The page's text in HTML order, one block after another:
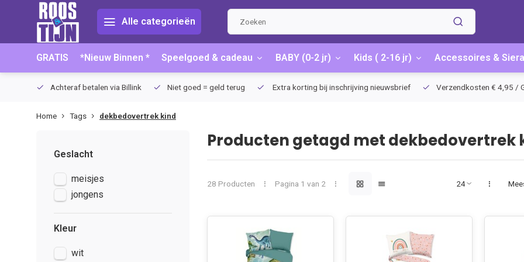
Alle categorieën
GRATIS *Nieuw Binnen * Speelgoed & cadeau BABY (0-2 jr) Kids ( 2-16 jr) Accessoires &
Achteraf betalen via Billink Niet goed = geld terug Extra korting bij inschrijving nieuwsbrief Verzendkosten € 4,95 /
Home Tags dekbedovertrek kind
Geslacht
meisjes
jongens
Kleur
wit
Producten getagd met dekbedovertrek
28 Producten Pagina 1 van 2